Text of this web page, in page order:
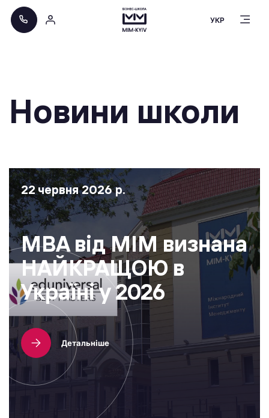
УКР
Новини школи
22 червня 2026 р.
MBA від МІМ визнана
НАЙКРАЩОЮ в
Україні у 2026
Детальніше